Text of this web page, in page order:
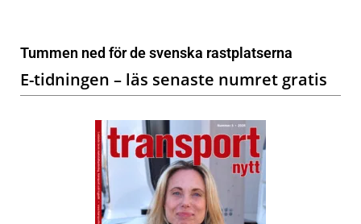
Tummen ned för de svenska rastplatserna
E-tidningen – läs senaste numret gratis